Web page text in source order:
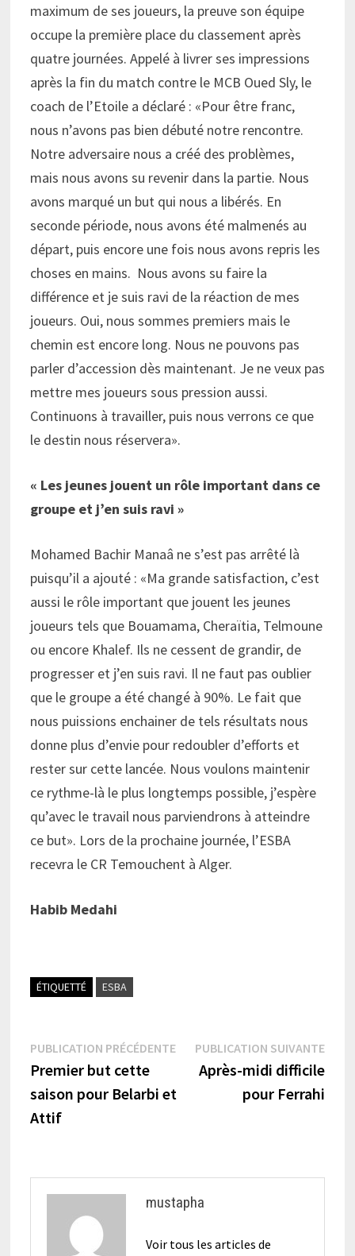
maximum de ses joueurs, la preuve son équipe
occupe la première place du classement après
quatre journées. Appelé à livrer ses impressions
après la fin du match contre le MCB Oued Sly, le
coach de l’Etoile a déclaré : «Pour être franc,
nous n’avons pas bien débuté notre rencontre.
Notre adversaire nous a créé des problèmes,
mais nous avons su revenir dans la partie. Nous
avons marqué un but qui nous a libérés. En
seconde période, nous avons été malmenés au
départ, puis encore une fois nous avons repris les
choses en mains. Nous avons su faire la
différence et je suis ravi de la réaction de mes
joueurs. Oui, nous sommes premiers mais le
chemin est encore long. Nous ne pouvons pas
parler d’accession dès maintenant. Je ne veux pas
mettre mes joueurs sous pression aussi.
Continuons à travailler, puis nous verrons ce que
le destin nous réservera».
« Les jeunes jouent un rôle important dans ce
groupe et j’en suis ravi »
Mohamed Bachir Manaâ ne s’est pas arrêté là
puisqu’il a ajouté : «Ma grande satisfaction, c’est
aussi le rôle important que jouent les jeunes
joueurs tels que Bouamama, Cheraïtia, Telmoune
ou encore Khalef. Ils ne cessent de grandir, de
progresser et j’en suis ravi. Il ne faut pas oublier
que le groupe a été changé à 90%. Le fait que
nous puissions enchainer de tels résultats nous
donne plus d’envie pour redoubler d’efforts et
rester sur cette lancée. Nous voulons maintenir
ce rythme-là le plus longtemps possible, j’espère
qu’avec le travail nous parviendrons à atteindre
ce but». Lors de la prochaine journée, l’ESBA
recevra le CR Temouchent à Alger.
Habib Medahi
ÉTIQUETTÉ ESBA
Navigation
de
l’article
PUBLICATION PRÉCÉDENTEPublication
précédente :
Premier but cette
saison pour Belarbi et
Attif
PUBLICATION SUIVANTE
Après-midi difficile
pour Ferrahi
mustapha
Voir tous les articles de